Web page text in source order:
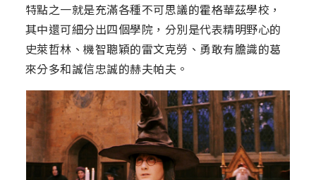
特點之一就是充滿各種不可思議的霍格華茲學校，
其中還可細分出四個學院，分別是代表精明野心的
史萊哲林、機智聰穎的雷文克勞、勇敢有膽識的葛
來分多和誠信忠誠的赫夫帕夫。